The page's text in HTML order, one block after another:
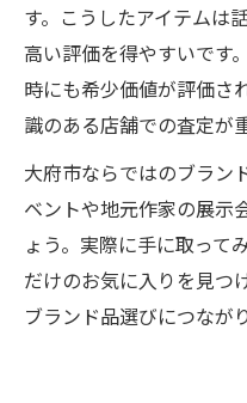
す。こうしたアイテムは
高い評価を得やすいです
時にも希少価値が評価さ
識のある店舗での査定が
大府市ならではのブラン
ベントや地元作家の展示
ょう。実際に手に取って
だけのお気に入りを見つ
ブランド品選びにつなが